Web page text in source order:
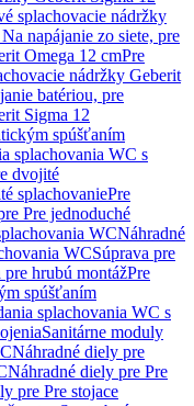
splachovacie nádržky
napájanie zo siete, pre
Omega 12 cmPre
nádržky Geberit
batériou, pre
Sigma 12
spúšťaním
splachovania WC s
dvojité
splachovaniePre
Pre jednoduché
WCNáhradné
WCSúprava pre
hrubú montážPre
spúšťaním
splachovania WC s
Sanitárne moduly
Náhradné diely pre
Náhradné diely pre Pre
pre Pre stojace